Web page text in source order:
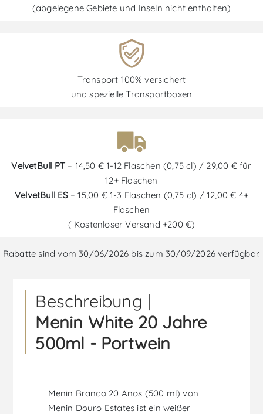
(abgelegene Gebiete und Inseln nicht enthalten)
Transport 100% versichert
und spezielle Transportboxen
VelvetBull PT – 14,50 € 1-12 Flaschen (0,75 cl) / 29,00 € für
12+ Flaschen
VelvetBull ES– 15,00 € 1-3 Flaschen (0,75 cl) / 12,00 € 4+
Flaschen
( Kostenloser Versand +200 €)
Rabatte sind vom 30/06/2026 bis zum 30/09/2026 verfügbar.
Beschreibung |
Menin White 20 Jahre
500ml - Portwein
Menin Branco 20 Anos (500 ml) von
Menin Douro Estates ist ein weißer